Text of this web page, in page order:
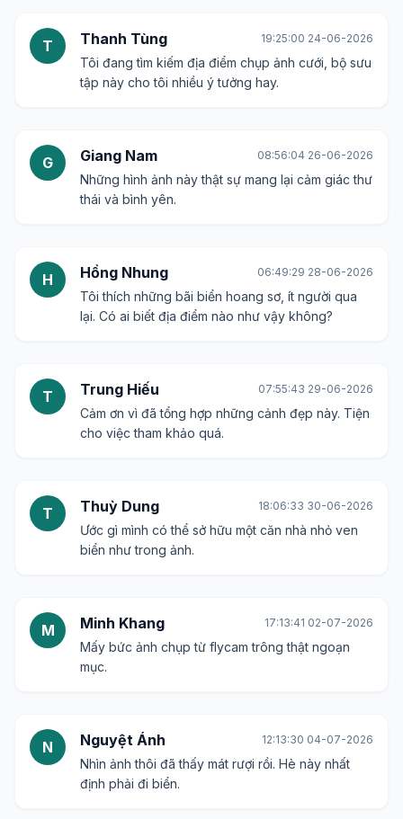
T Thanh Tùng 19:25:00 24-06-2026
Tôi đang tìm kiếm địa điểm chụp ảnh cưới, bộ sưu
tập này cho tôi nhiều ý tưởng hay.
G Giang Nam 08:56:04 26-06-2026
Những hình ảnh này thật sự mang lại cảm giác thư
thái và bình yên.
H Hồng Nhung 06:49:29 28-06-2026
Tôi thích những bãi biển hoang sơ, ít người qua
lại. Có ai biết địa điểm nào như vậy không?
T Trung Hiếu 07:55:43 29-06-2026
Cảm ơn vì đã tổng hợp những cảnh đẹp này. Tiện
cho việc tham khảo quá.
T Thuỳ Dung 18:06:33 30-06-2026
Ước gì mình có thể sở hữu một căn nhà nhỏ ven
biển như trong ảnh.
M Minh Khang 17:13:41 02-07-2026
Mấy bức ảnh chụp từ flycam trông thật ngoạn
mục.
N Nguyệt Ánh 12:13:30 04-07-2026
Nhìn ảnh thôi đã thấy mát rượi rồi. Hè này nhất
định phải đi biển.